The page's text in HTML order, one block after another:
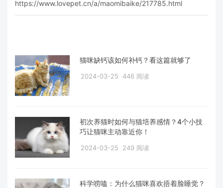
https://www.lovepet.cn/a/maomibaike/217785.html
猫咪缺钙该如何补钙？看这篇就够了
2024-03-25 446 阅读
初次养猫时如何与猫培养感情？4个小技
巧让猫咪主动靠近你！
2024-03-25 249 阅读
科学唠嗑：为什么猫咪喜欢捂着脸睡觉？